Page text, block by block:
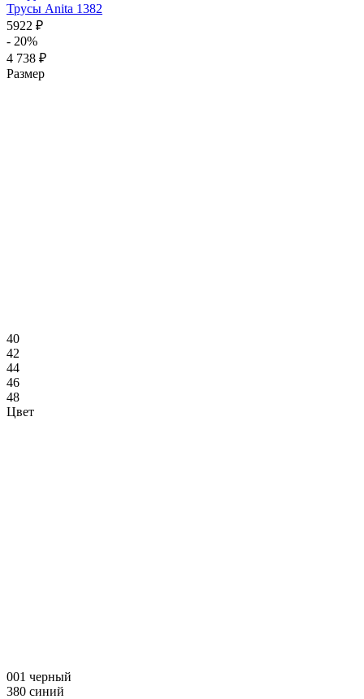
Трусы Anita 1382
5922 ₽
- 20%
4 738 ₽
Размер
40
42
44
46
48
Цвет
001 черный
380 синий